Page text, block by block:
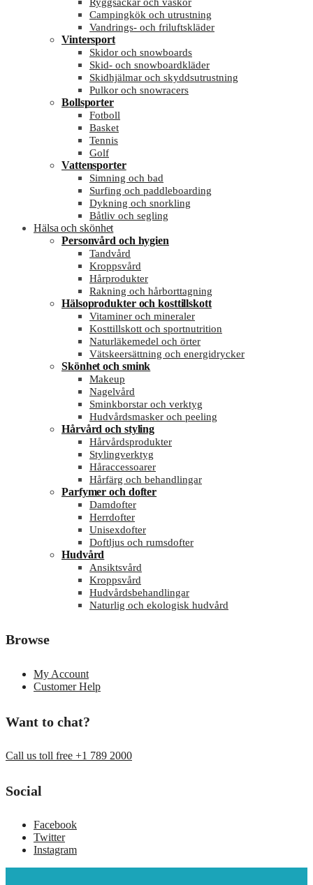
Campingkök och utrustning
Vandrings- och friluftskläder
Vintersport
Skidor och snowboards
Skid- och snowboardkläder
Skidhjälmar och skyddsutrustning
Pulkor och snowracers
Bollsporter
Fotboll
Basket
Tennis
Golf
Vattensporter
Simning och bad
Surfing och paddleboarding
Dykning och snorkling
Båtliv och segling
Hälsa och skönhet
Personvård och hygien
Tandvård
Kroppsvård
Hårprodukter
Rakning och hårborttagning
Hälsoprodukter och kosttillskott
Vitaminer och mineraler
Kosttillskott och sportnutrition
Naturläkemedel och örter
Vätskeersättning och energidrycker
Skönhet och smink
Makeup
Nagelvård
Sminkborstar och verktyg
Hudvårdsmasker och peeling
Hårvård och styling
Hårvårdsprodukter
Stylingverktyg
Håraccessoarer
Hårfärg och behandlingar
Parfymer och dofter
Damdofter
Herrdofter
Unisexdofter
Doftljus och rumsdofter
Hudvård
Ansiktsvård
Kroppsvård
Hudvårdsbehandlingar
Naturlig och ekologisk hudvård
Browse
My Account
Customer Help
Want to chat?
Call us toll free +1 789 2000
Social
Facebook
Twitter
Instagram